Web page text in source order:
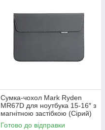
Сумка-чохол Mark Ryden
MR67D для ноутбука 15-16″ з
магнітною застібкою (Сірий)
Готово до відправки